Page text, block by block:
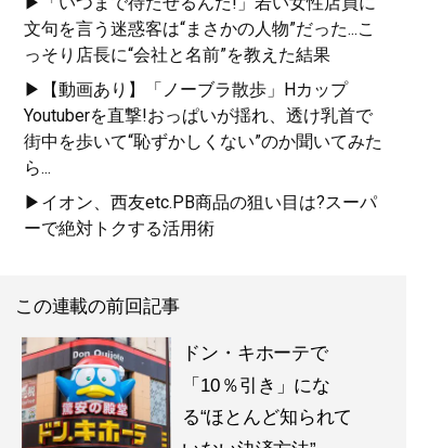
文句を言う迷惑客は“まさかの人物”だった...こ
っそり店長に“会社と名前”を教えた結果
▶【動画あり】「ノーブラ散歩」Hカップ
Youtuberを直撃!おっぱいが揺れ、透け乳首で
街中を歩いて“恥ずかしくない”のか聞いてみた
ら...
▶イオン、西友etc.PB商品の狙い目は?スーパ
ーで絶対トクする活用術
この連載の前回記事
ドン・キホーテで
「10％引き」にな
る“ほとんど知られて